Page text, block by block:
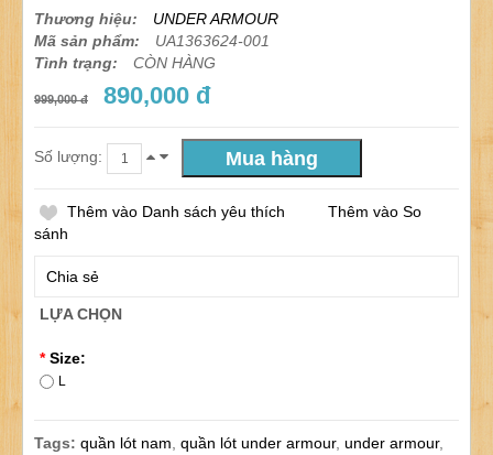
Thương hiệu:
UNDER ARMOUR
Mã sản phẩm:
UA1363624-001
Tình trạng:
CÒN HÀNG
999,000 đ 890,000 đ
Số lượng:
Thêm vào Danh sách yêu thích
Thêm vào So
sánh
Chia sẻ
LỰA CHỌN
* Size:
L
Tags: quần lót nam quần lót under armour, under armour,